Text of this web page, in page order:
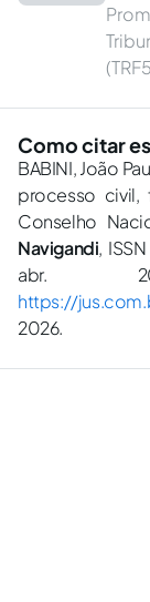
Como citar
BABINI, João
processo civil,
Conselho
Navigandi,
abr.
https://
2026.